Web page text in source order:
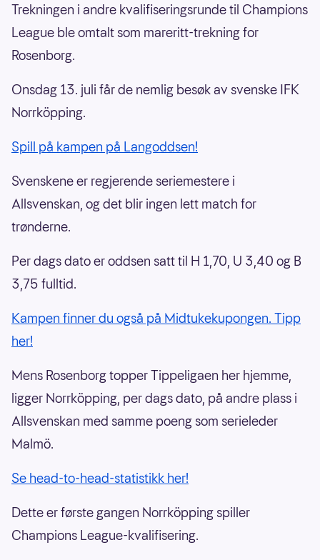
Trekningen i andre kvalifiseringsrunde til Champions
League ble omtalt som mareritt-trekning for
Rosenborg.
Onsdag 13. juli får de nemlig besøk av svenske IFK
Norrköpping.
Spill på kampen på Langoddsen!
Svenskene er regjerende seriemestere i
Allsvenskan, og det blir ingen lett match for
trønderne.
Per dags dato er oddsen satt til H 1,70, U 3,40 og B
3,75 fulltid.
Kampen finner du også på Midtukekupongen. Tipp
her!
Mens Rosenborg topper Tippeligaen her hjemme,
ligger Norrköpping, per dags dato, på andre plass i
Allsvenskan med samme poeng som serieleder
Malmö.
Se head-to-head-statistikk her!
Dette er første gangen Norrköpping spiller
Champions League-kvalifisering.